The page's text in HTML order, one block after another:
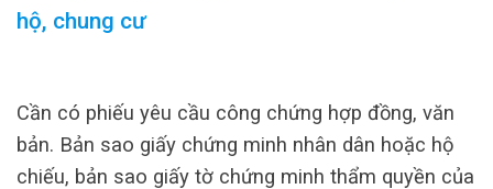
hộ, chung cư
Cần có phiếu yêu cầu công chứng hợp đồng, văn
bản. Bản sao giấy chứng minh nhân dân hoặc hộ
chiếu, bản sao giấy tờ chứng minh thẩm quyền của